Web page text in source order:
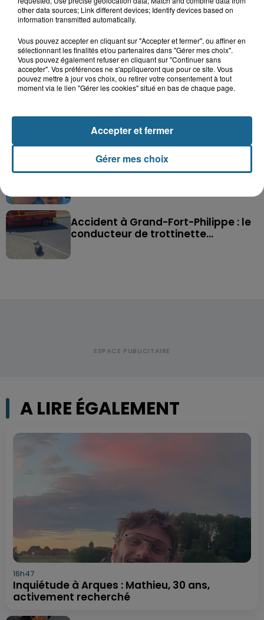
Saint-Omer : un enfant gravement brûlé
après l'explosion d'un jouet...
Hazebrouck : victime d'un accident,
Lucas s'en est allé brutalement...
Disparition inquiétante à Cappelle-
Accident à Grand-Fort-Philippe : le
conducteur de trottinette...
A LIRE ÉGALEMENT
16h47
Inquiétude à Arques : Mathieu, 30 ans,
activement recherché
other data sources; Link different devices; Identify devices based on
information transmitted automatically.
Vous pouvez accepter en cliquant sur "Accepter et fermer", ou affiner en
sélectionnant les finalités et/ou partenaires dans "Gérer mes choix".
Vous pouvez également refuser en cliquant sur "Continuer sans
accepter". Vos préférences ne s'appliqueront que pour ce site. Vous
pouvez mettre à jour vos choix, ou retirer votre consentement à tout
moment via le lien "Gérer les cookies" situé en bas de chaque page.
Gérer mes choix
Accepter et fermer